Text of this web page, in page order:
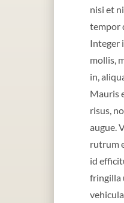
nisi et
tempor
Integer
mollis,
in,
Mauris
risus,
augue.
rutrum
id
fringilla